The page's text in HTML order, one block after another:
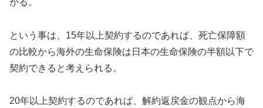
という事は、15年以上契約するのであれば、死亡保障額
の比較から海外の生命保険は日本の生命保険の半額以下で
契約できると考えられる。
20年以上契約するのであれば、解約返戻金の観点から海